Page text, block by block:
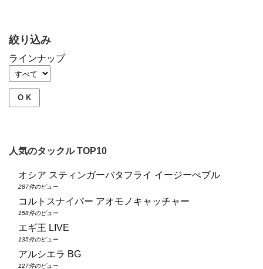
絞り込み
ラインナップ
O K
人気のタックル TOP10
オシア スティンガーバタフライ イージーぺブル
287件のビュー
コルトスナイパー アオモノキャッチャー
158件のビュー
エギ王 LIVE
135件のビュー
アルシエラ BG
127件のビュー